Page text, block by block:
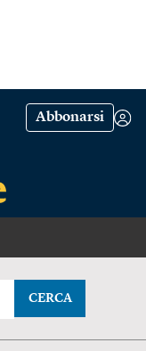
Abbonarsi
CERCA